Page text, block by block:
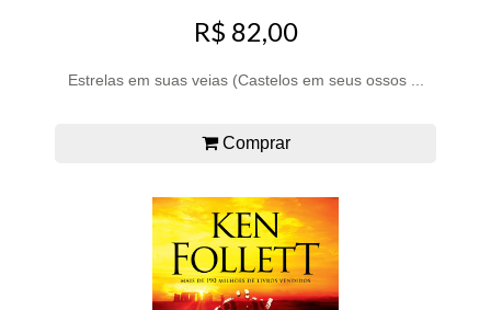
R$ 82,00
Estrelas em suas veias (Castelos em seus ossos ...
Comprar